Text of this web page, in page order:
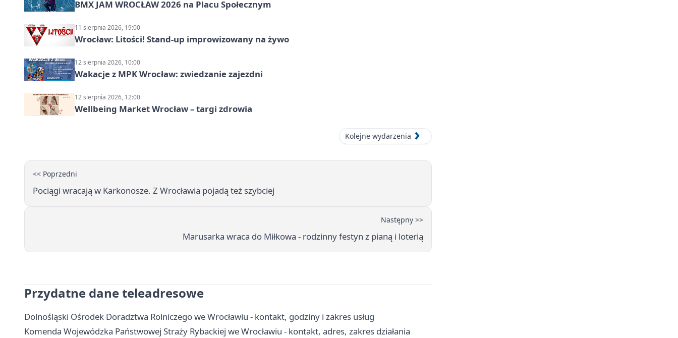
BMX JAM WROCŁAW 2026 na Placu Społecznym
11 sierpnia 2026, 19:00
Wrocław: Litości! Stand-up improwizowany na żywo
12 sierpnia 2026, 10:00
Wakacje z MPK Wrocław: zwiedzanie zajezdni
12 sierpnia 2026, 12:00
Wellbeing Market Wrocław – targi zdrowia
Kolejne wydarzenia
<< Poprzedni
Pociągi wracają w Karkonosze. Z Wrocławia pojadą też szybciej
Następny >>
Marusarka wraca do Miłkowa - rodzinny festyn z pianą i loterią
Przydatne dane teleadresowe
Dolnośląski Ośrodek Doradztwa Rolniczego we Wrocławiu - kontakt, godziny i zakres usług
Komenda Wojewódzka Państwowej Straży Rybackiej we Wrocławiu - kontakt, adres, zakres działania